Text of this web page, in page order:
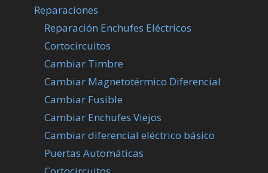
Reparaciones
Reparación Enchufes Eléctricos
Cortocircuitos
Cambiar Timbre
Cambiar Magnetotérmico Diferencial
Cambiar Fusible
Cambiar Enchufes Viejos
Cambiar diferencial eléctrico básico
Puertas Automáticas